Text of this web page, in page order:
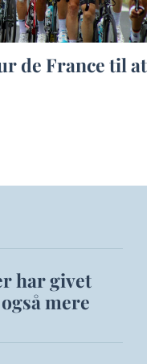
de France til at
har givet
mere